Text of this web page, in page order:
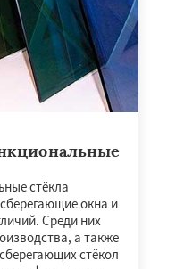
стёкла
окна и
Среди них
а также
стёкол